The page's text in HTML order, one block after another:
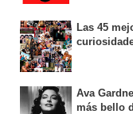
Las 45
Ava
más bello